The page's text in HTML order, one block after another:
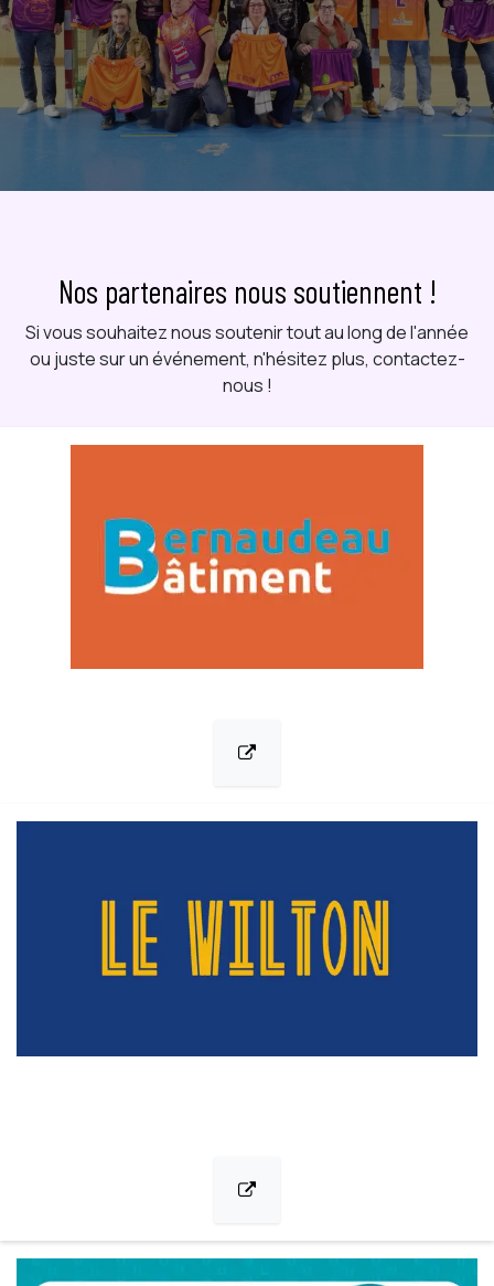
Nos partenaires nous soutiennent !
Si vous souhaitez nous soutenir tout au long de l'année
ou juste sur un événement, n'hésitez plus, contactez-
nous !